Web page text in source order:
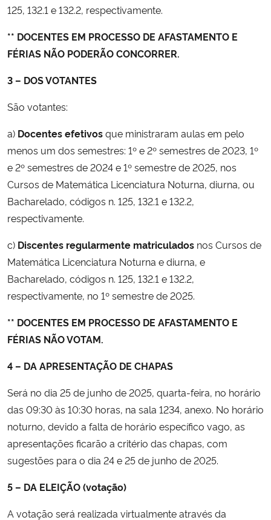
125, 132.1 e 132.2, respectivamente.
** DOCENTES EM PROCESSO DE AFASTAMENTO E
FÉRIAS NÃO PODERÃO CONCORRER.
3 – DOS VOTANTES
São votantes:
a) Docentes efetivosque ministraram aulas em pelo
menos um dos semestres: 1º e 2º semestres de 2023, 1º
e 2º semestres de 2024 e 1º semestre de 2025, nos
Cursos de Matemática Licenciatura Noturna, diurna, ou
Bacharelado, códigos n. 125, 132.1 e 132.2,
respectivamente.
c) Discentes regularmente matriculados nos Cursos de
Matemática Licenciatura Noturna e diurna, e
Bacharelado, códigos n. 125, 132.1 e 132.2,
respectivamente, no 1º semestre de 2025.
** DOCENTES EM PROCESSO DE AFASTAMENTO E
FÉRIAS NÃO VOTAM.
4 – DA APRESENTAÇÃO DE CHAPAS
Será no dia 25 de junho de 2025, quarta-feira, no horário
das 09:30 às 10:30 horas, na sala 1234, anexo. No horário
noturno, devido a falta de horário específico vago, as
apresentações ficarão a critério das chapas, com
sugestões para o dia 24 e 25 de junho de 2025.
5 – DA ELEIÇÃO (votação)
A votação será realizada virtualmente através da